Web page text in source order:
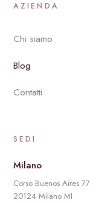
AZIENDA
Chi siamo
Blog
Contatti
SEDI
Milano
Corso Buenos Aires 77
20124 Milano MI